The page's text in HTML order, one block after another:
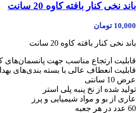
باند نخی کنار بافته کاوه 20 سانت
10,000 تومان
باند نخی کنار بافته کاوه 20 سانت
قابلیت ارتجاع مناسب جهت پانسمان‌های
قابلیت انعطاف عالی با بسته بندی‌های
عرض 10 سانتی
تولید شده از نخ پنبه پلی استر
عاری از بو و مواد شیمیایی و پرز
60 عدد در هر جعبه